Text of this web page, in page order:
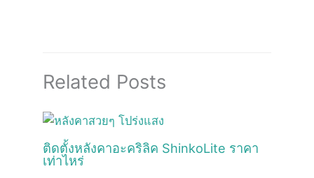
Related Posts
ติดตั้งหลังคาอะคริลิค ShinkoLite ราคา
เท่าไหร่